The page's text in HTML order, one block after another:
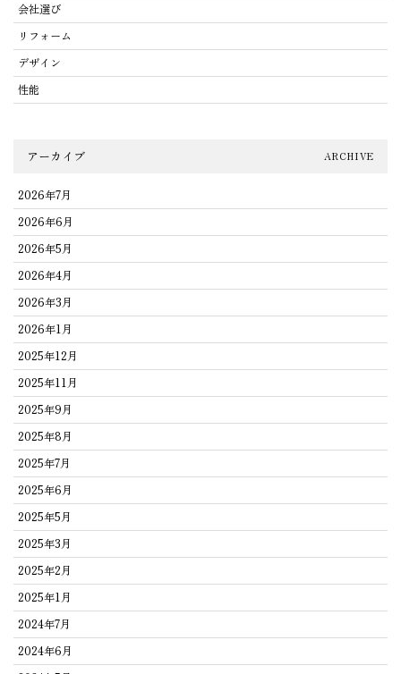
会社選び
リフォーム
デザイン
性能
アーカイブ ARCHIVE
2026年7月
2026年6月
2026年5月
2026年4月
2026年3月
2026年1月
2025年12月
2025年11月
2025年9月
2025年8月
2025年7月
2025年6月
2025年5月
2025年3月
2025年2月
2025年1月
2024年7月
2024年6月